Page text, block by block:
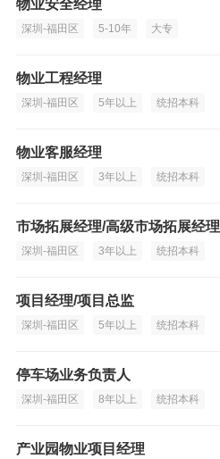
物业安全经理
深圳-福田区 5-10年 大专
物业工程经理
深圳-福田区 5年以上 统招本科
物业客服经理
深圳-福田区 3年以上 统招本科
市场拓展经理/高级市场拓展经理
深圳-福田区 3年以上 统招本科
项目经理/项目总监
深圳-福田区 5年以上 统招本科
停车场业务负责人
深圳-福田区 8年以上 统招本科
产业园物业项目经理